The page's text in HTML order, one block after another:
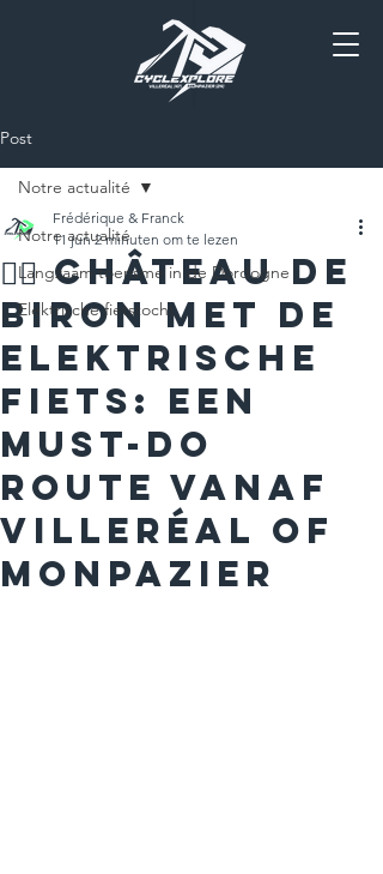
Post
Notre actualité
Langzaam toerisme in de Dordogne
Elektrische fietstocht
Notre actualité
🚴‍♂️ Château de
Biron met de
elektrische
fiets: een
must-do
route vanaf
Villeréal of
Monpazier
Frédérique & Franck
11 jun 2 minuten om te lezen